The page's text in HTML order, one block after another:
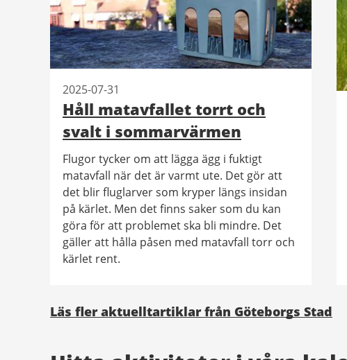
Håll matavfallet torrt och
svalt i sommarvärmen
2025-07-31
Flugor tycker om att lägga ägg i fuktigt
matavfall när det är varmt ute. Det gör att
det blir fluglarver som kryper längs insidan
på kärlet. Men det finns saker som du kan
göra för att problemet ska bli mindre. Det
gäller att hålla påsen med matavfall torr och
kärlet rent.
Läs fler aktuelltartiklar från Göteborgs Stad